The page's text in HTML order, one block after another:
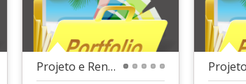
Projeto e Renderização